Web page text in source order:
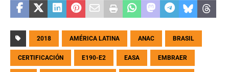
2018 AMÉRICA LATINA ANAC BRASIL
CERTIFICACIÓN E190-E2 EASA EMBRAER